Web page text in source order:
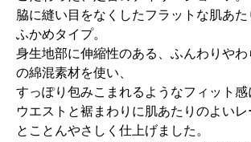
脇に縫い目をなくしたフラットな肌あ
ふかめタイプ。
身生地部に伸縮性のある、ふんわりやわ
の綿混素材を使い、
すっぽり包みこまれるようなフィット感
ウエストと裾まわりに肌あたりのよいレ
とことんやさしく仕上げました。